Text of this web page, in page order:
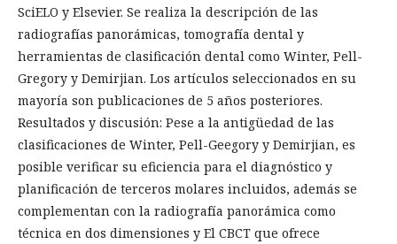
SciELO y Elsevier. Se realiza la descripción de las
radiografías panorámicas, tomografía dental y
herramientas de clasificación dental como Winter, Pell-
Gregory y Demirjian. Los artículos seleccionados en su
mayoría son publicaciones de 5 años posteriores.
Resultados y discusión: Pese a la antigüedad de las
clasificaciones de Winter, Pell-Geegory y Demirjian, es
posible verificar su eficiencia para el diagnóstico y
planificación de terceros molares incluidos, además se
complementan con la radiografía panorámica como
técnica en dos dimensiones y El CBCT que ofrece